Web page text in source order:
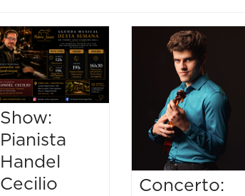
Show:
Pianista
Handel
Cecilio
Concerto: